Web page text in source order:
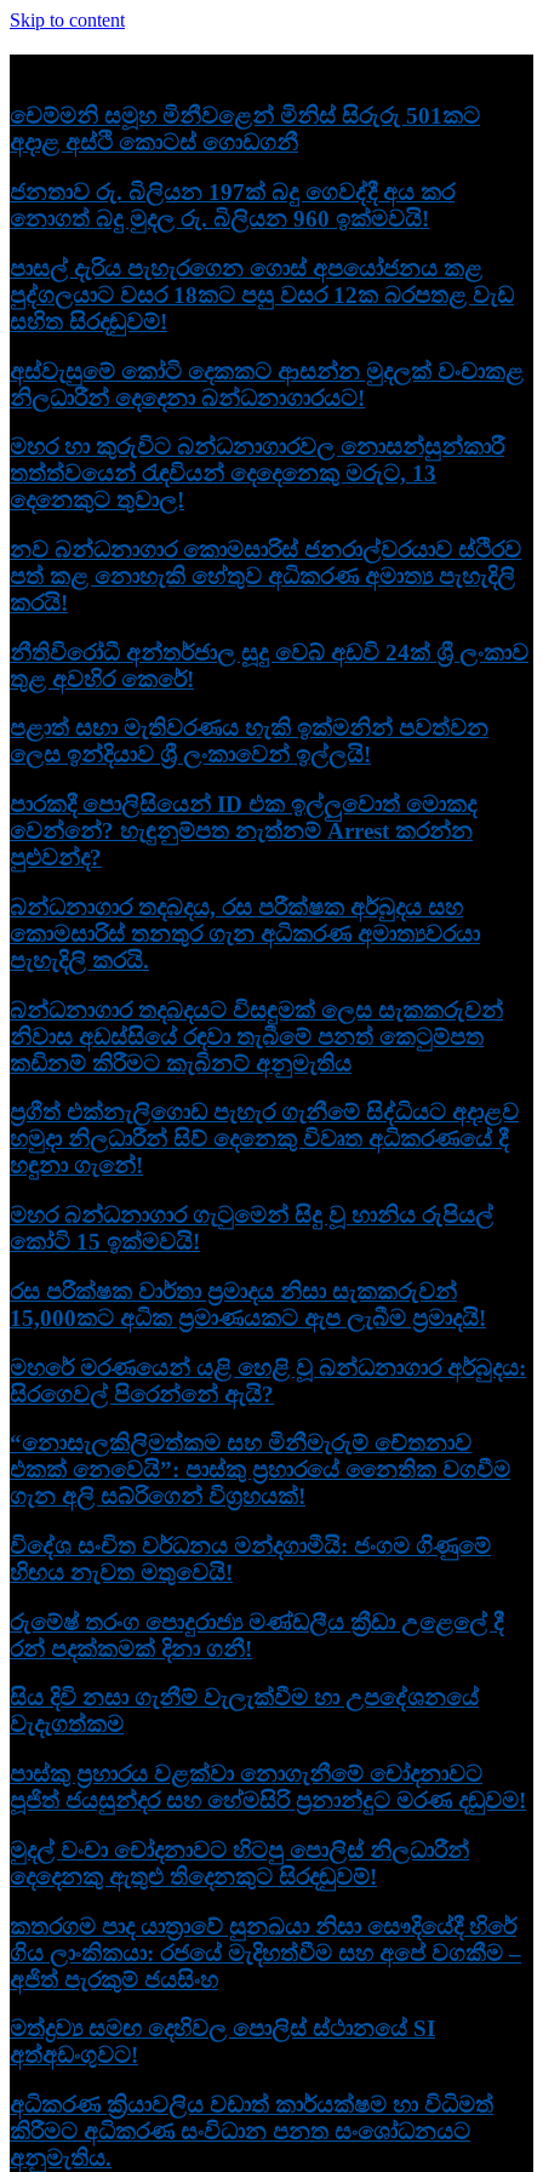
Skip to content
චෙම්මනි සමූහ මිනීවළෙන් මිනිස් සිරුරු 501කට
අදාළ අස්ථි කොටස් ගොඩගනී
ජනතාව රු. බිලියන 197ක් බදු ගෙවද්දී අය කර
නොගත් බදු මුදල රු. බිලියන 960 ඉක්මවයි!
පාසල් දැරිය පැහැරගෙන ගොස් අපයෝජනය කළ
පුද්ගලයාට වසර 18කට පසු වසර 12ක බරපතළ වැඩ
සහිත සිරදඬුවම්!
අස්වැසුමේ කෝටි දෙකකට ආසන්න මුදලක් වංචාකළ
නිලධාරීන් දෙදෙනා බන්ධනාගාරයට!
මහර හා කුරුවිට බන්ධනාගාරවල නොසන්සුන්කාරී
තත්ත්වයෙන් රැඳවියන් දෙදෙනෙකු මරුට, 13
දෙනෙකුට තුවාල!
නව බන්ධනාගාර කොමසාරිස් ජනරාල්වරයාව ස්ථිරව
පත් කළ නොහැකි හේතුව අධිකරණ අමාත්‍ය පැහැදිලි
කරයි!
නීතිවිරෝධී අන්තර්ජාල සූදු වෙබ් අඩවි 24ක් ශ්‍රී ලංකාව
තුළ අවහිර කෙරේ!
පළාත් සභා මැතිවරණය හැකි ඉක්මනින් පවත්වන
ලෙස ඉන්දියාව ශ්‍රී ලංකාවෙන් ඉල්ලයි!
පාරකදී පොලිසියෙන් ID එක ඉල්ලුවොත් මොකද
වෙන්නේ? හැඳුනුම්පත නැත්නම් Arrest කරන්න
පුළුවන්ද?
බන්ධනාගාර තදබදය, රස පරීක්ෂක අර්බුදය සහ
කොමසාරිස් තනතුර ගැන අධිකරණ අමාත්‍යවරයා
පැහැදිලි කරයි.
බන්ධනාගාර තදබදයට විසඳුමක් ලෙස සැකකරුවන්
නිවාස අඩස්සියේ රඳවා තැබීමේ පනත් කෙටුම්පත
කඩිනම් කිරීමට කැබිනට් අනුමැතිය
ප්‍රගීත් එක්නැලිගොඩ පැහැර ගැනීමේ සිද්ධියට අදාළව
හමුදා නිලධාරීන් සිව් දෙනෙකු විවෘත අධි­ක­ර­ණ­යේ දී
හඳුනා ගැනේ!
මහර බන්ධනාගාර ගැටුමෙන් සිදු වූ හානිය රුපියල්
කෝටි 15 ඉක්මවයි!
රස පරීක්ෂක වාර්තා ප්‍රමාදය නිසා සැකකරුවන්
15,000කට අධික ප්‍රමාණයකට ඇප ලැබීම ප්‍රමාදයි!
මහරේ මරණයෙන් යළි හෙළි වූ බන්ධනාගාර අර්බුදය:
සිරගෙවල් පිරෙන්නේ ඇයි?
“නොසැලකිලිමත්කම සහ මිනීමැරුම් චේතනාව
එකක් නෙවෙයි”: පාස්කු ප්‍රහාරයේ නෛතික වගවීම
ගැන අලි සබ්රිගෙන් විග්‍රහයක්!
විදේශ සංචිත වර්ධනය මන්දගාමීයි: ජංගම ගිණුමේ
හිඟය නැවත මතුවෙයි!
රුමේෂ් තරංග පොදුරාජ්‍ය මණ්ඩලීය ක්‍රීඩා උළෙලේ දී
රන් පදක්කමක් දිනා ගනී!
සිය දිවි නසා ගැනීම් වැලැක්වීම හා උපදේශනයේ
වැදැගත්කම
පාස්කු ප්‍රහාරය වළක්වා නොගැනීමේ චෝදනාවට
පූජිත් ජයසුන්දර සහ හේමසිරි ප්‍රනාන්දුට මරණ දඬුවම!
මුදල් වංචා චෝදනාවට හිටපු පොලිස් නිලධාරීන්
දෙදෙනකු ඇතුළු තිදෙනකුට සිරදඬුවම්!
කතරගම පාද යාත්‍රාවේ සුනඛයා නිසා සෞදියේදී හිරේ
ගිය ලාංකිකයා: රජයේ මැදිහත්වීම සහ අපේ වගකීම –
අජිත් පැරකුම් ජයසිංහ
මත්ද්‍රව්‍ය සමඟ දෙහිවල පොලිස් ස්ථානයේ SI
අත්අඩංගුවට!
අධිකරණ ක්‍රියාවලිය වඩාත් කාර්යක්ෂම හා විධිමත්
කිරීමට අධිකරණ සංවිධාන පනත සංශෝධනයට
අනුමැතිය.